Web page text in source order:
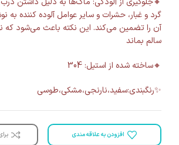
گرد و غبار، حشرات و سایر عوامل آلوده کننده به
آن را تضمین می‌کند. این نکته باعث می‌شود که
سالم بماند
🔸ساخته شده از استیل: 304
✨رنگبندی:سفید،نارنجی،مشکی،طوسی
افزودن به علاقه مندی